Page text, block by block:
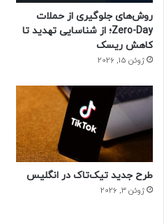
روش‌های جلوگیری از حملات
Zero-Day؛ از شناسایی تهدید تا
کاهش ریسک
ژوئن 15, 2026
طرح جدید تیک‌تاک در انگلیس
ژوئن 3, 2026